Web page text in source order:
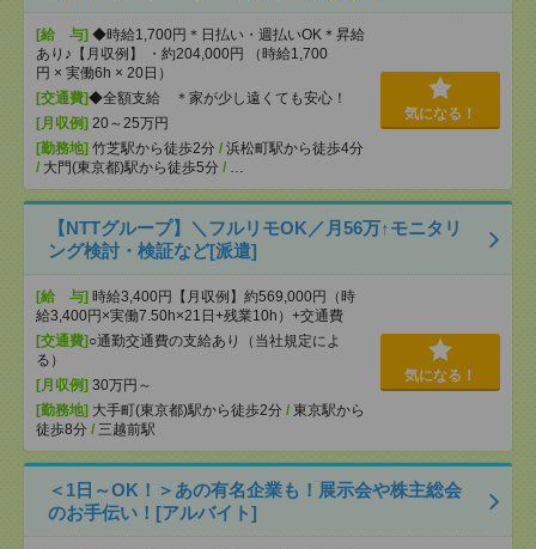
[給 与] ◆時給1,700円＊日払い・週払いOK＊昇給
あり♪【月収例】 ・約204,000円 （時給1,700
円 × 実働6h × 20日）
[交通費]◆全額支給 ＊家が少し遠くても安心！
[月収例] 20～25万円
[勤務地] 竹芝駅から徒歩2分 / 浜松町駅から徒歩4分
/ 大門(東京都)駅から徒歩5分 / …
気になる！
【NTTグループ】＼フルリモOK／月56万↑モニタリ
ング検討・検証など[派遣]
[給 与] 時給3,400円【月収例】約569,000円（時
給3,400円×実働7.50h×21日+残業10h）+交通費
[交通費] ○通勤交通費の支給あり（当社規定によ
る）
[月収例] 30万円～
[勤務地] 大手町(東京都)駅から徒歩2分 / 東京駅から
徒歩8分 / 三越前駅
気になる！
＜1日～OK！＞あの有名企業も！展示会や株主総会
のお手伝い！[アルバイト]